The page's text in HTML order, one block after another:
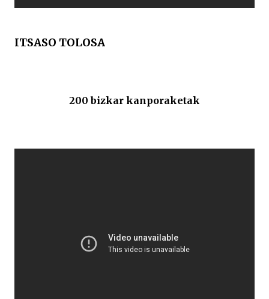
ITSASO TOLOSA
200 bizkar kanporaketak